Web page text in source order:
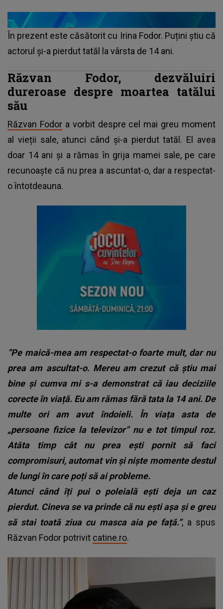
În prezent este căsătorit cu Irina Fodor. Puțini știu că
actorul și-a pierdut tatăl la vârsta de 14 ani.
Răzvan Fodor, dezvăluiri
dureroase despre moartea tatălui
său
Răzvan Fodora vorbit despre cel mai greu moment
al vieții sale, atunci când și-a pierdut tatăl. El avea
doar 14 ani și a rămas în grija mamei sale, pe care
recunoaște că nu prea a ascuntat-o, dar a respectat-
o întotdeauna.
”Pe maică-mea am respectat-o foarte mult, dar nu
prea am ascultat-o. Mereu am crezut că știu mai
bine și cumva mi s-a demonstrat că iau deciziile
corecte în viață. Eu am rămas fără tata la 14 ani. De
multe ori am avut îndoieli. În viața asta de
„persoane fizice la televizor” nu e tot timpul roz.
Atâta timp cât nu prea ești pornit să faci
compromisuri, automat vin și niște momente destul
de lungi în care poți să ai probleme.
Atunci când îți pui o poleială ești deja un caz
pierdut. Cineva se va prinde că nu ești așa și e greu
să stai toată ziua cu masca aia pe față.”, a spus
Răzvan Fodor potrivit catine.ro.